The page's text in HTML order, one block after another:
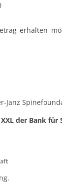
erhalten
Janz
der Bank für